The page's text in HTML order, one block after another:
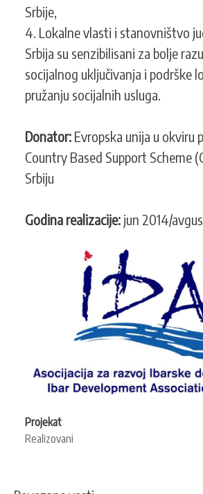
Srbije,
4. Lokalne vlasti i stanovništvo
Srbija su senzibilisani za bolje
socijalnog uključivanja i podrške
pružanju socijalnih usluga.
Donator: Evropska unija u okviru
Country Based Support Scheme
Srbiju
Godina realizacije: jun 2014/
Projekat
Realizovani